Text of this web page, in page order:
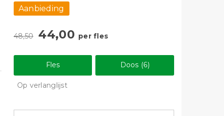
Aanbieding
48,50 44,00 per fles
Fles Doos (6)
Op verlanglijst